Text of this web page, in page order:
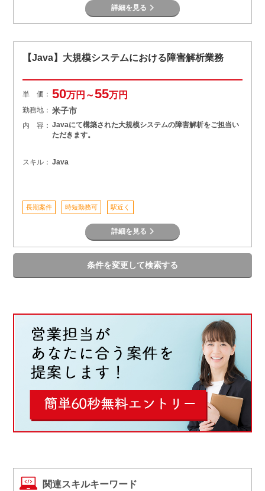
詳細を見る
【Java】大規模システムにおける障害解析業務
単 価： 50万円～55万円
勤務地： 米子市
内 容： Javaにて構築された大規模システムの障害解析をご担当い
ただきます。
スキル： Java
長期案件 時短勤務可 駅近く
詳細を見る
条件を変更して検索する
関連スキルキーワード